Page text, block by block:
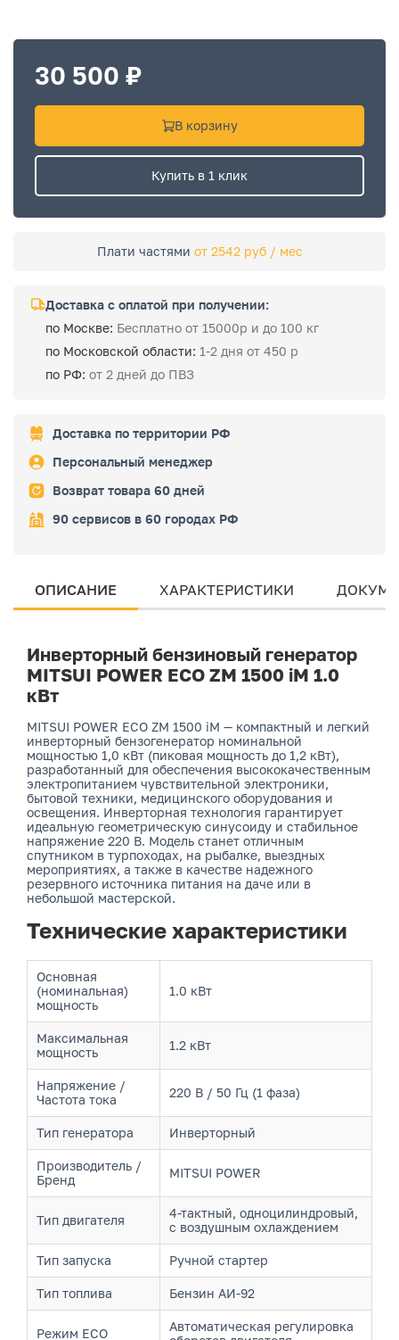
30 500 ₽
В корзину
Купить в 1 клик
Плати частями от 2542 руб / мес
Доставка с оплатой при получении:
по Москве: Бесплатно от 15000р и до 100 кг
по Московской области: 1-2 дня от 450 р
по РФ: от 2 дней до ПВЗ
Доставка по территории РФ
Персональный менеджер
Возврат товара 60 дней
90 сервисов в 60 городах РФ
ОПИСАНИЕ ХАРАКТЕРИСТИКИ
Инверторный бензиновый генератор
MITSUI POWER ECO ZM 1500 iM 1.0
кВт
MITSUI POWER ECO ZM 1500 iM — компактный и легкий
инверторный бензогенератор номинальной
мощностью 1,0 кВт (пиковая мощность до 1,2 кВт),
разработанный для обеспечения высококачественным
электропитанием чувствительной электроники,
бытовой техники, медицинского оборудования и
освещения. Инверторная технология гарантирует
идеальную геометрическую синусоиду и стабильное
напряжение 220 В. Модель станет отличным
спутником в турпоходах, на рыбалке, выездных
мероприятиях, а также в качестве надежного
резервного источника питания на даче или в
небольшой мастерской.
Технические характеристики
Основная
(номинальная)
мощность
1.0 кВт
Максимальная
мощность
1.2 кВт
Напряжение /
Частота тока
220 В / 50 Гц (1 фаза)
Тип генератора Инверторный
Производитель /
Бренд
MITSUI POWER
Тип двигателя
4-тактный, одноцилиндровый,
с воздушным охлаждением
Тип запуска Ручной стартер
Тип топлива Бензин АИ-92
Режим ECO
Автоматическая регулировка